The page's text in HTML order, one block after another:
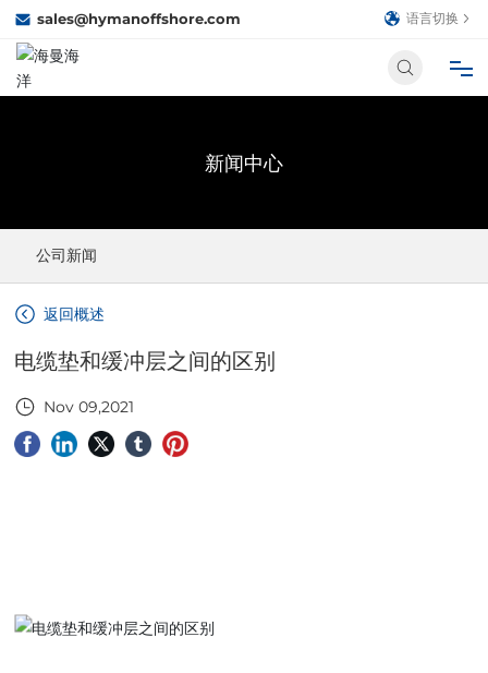
sales@hymanoffshore.com 语言切换
产品中心
合作伙伴
新闻中心
人才招聘
新闻中心
公司新闻
返回概述
电缆垫和缓冲层之间的区别
Nov 09,2021